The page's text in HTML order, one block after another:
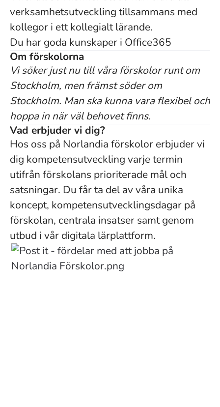
verksamhetsutveckling tillsammans med
kollegor i ett kollegialt lärande.
Du har goda kunskaper i Office365
Om förskolorna
Vi söker just nu till våra förskolor runt om
Stockholm, men främst söder om
Stockholm. Man ska kunna vara flexibel och
hoppa in när väl behovet finns.
Vad erbjuder vi dig?
Hos oss på Norlandia förskolor erbjuder vi
dig kompetensutveckling varje termin
utifrån förskolans prioriterade mål och
satsningar. Du får ta del av våra unika
koncept, kompetensutvecklingsdagar på
förskolan, centrala insatser samt genom
utbud i vår digitala lärplattform.